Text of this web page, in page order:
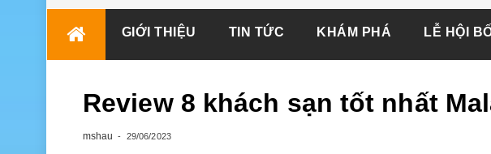
GIỚI THIỆU TIN TỨC KHÁM PHÁ LỄ HỘI
Review 8 khách sạn tốt nhất
mshau 29/06/2023